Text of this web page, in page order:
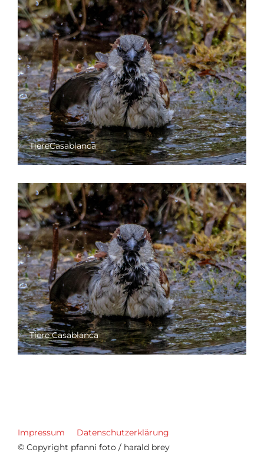
TiereCasablanca
Tiere Casablanca
Impressum
Datenschutzerklärung
© Copyright pfanni foto / harald brey